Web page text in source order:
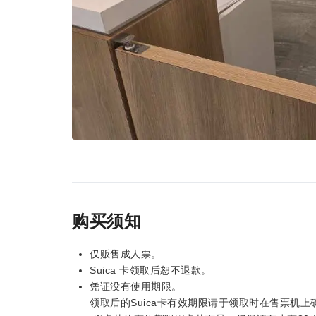
购买须知
仅贩售成人票。
Suica 卡领取后恕不退款。
凭证没有使用期限。
领取后的Suica卡有效期限请于领取时在售票机上